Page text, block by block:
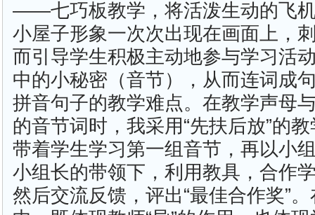
——七巧板教学，将活泼生动的飞
小屋子形象一次次出现在画面上，
而引导学生积极主动地参与学习活
中的小秘密（音节），从而连词成
拼音句子的教学难点。在教学声母
的音节词时，我采用“先扶后放”的
带着学生学习第一组音节，再以小
小组长的带领下，利用教具，合作
然后交流反馈，评出“最佳合作奖”